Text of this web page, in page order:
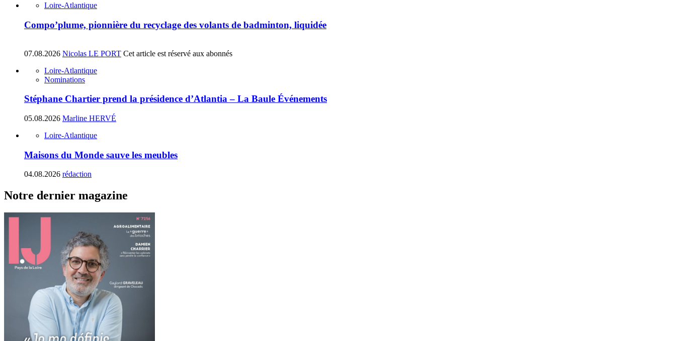
Loire-Atlantique
Compo’plume, pionnière du recyclage des volants de badminton, liquidée
07.08.2026 Nicolas LE PORT Cet article est réservé aux abonnés
Loire-Atlantique
Nominations
Stéphane Chartier prend la présidence d’Atlantia – La Baule Événements
05.08.2026 Marline HERVÉ
Loire-Atlantique
Maisons du Monde sauve les meubles
04.08.2026 rédaction
Notre dernier magazine